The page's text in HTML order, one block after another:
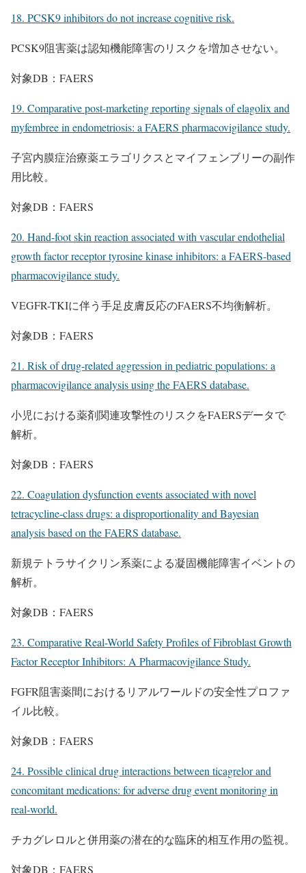
18. PCSK9 inhibitors do not increase cognitive risk.
PCSK9阻害薬は認知機能障害のリスクを増加させない。
対象DB：FAERS
19. Comparative post-marketing reporting signals of elagolix and
myfembree in endometriosis: a FAERS pharmacovigilance study.
子宮内膜症治療薬エラゴリクスとマイフェンブリーの副作
用比較。
対象DB：FAERS
20. Hand-foot skin reaction associated with vascular endothelial
growth factor receptor tyrosine kinase inhibitors: a FAERS-based
pharmacovigilance study.
VEGFR-TKIに伴う手足皮膚反応のFAERS不均衡解析。
対象DB：FAERS
21. Risk of drug-related aggression in pediatric populations: a
pharmacovigilance analysis using the FAERS database.
小児における薬剤関連攻撃性のリスクをFAERSデータで
解析。
対象DB：FAERS
22. Coagulation dysfunction events associated with novel
tetracycline-class drugs: a disproportionality and Bayesian
analysis based on the FAERS database.
新規テトラサイクリン系薬による凝固機能障害イベントの
解析。
対象DB：FAERS
23. Comparative Real-World Safety Profiles of Fibroblast Growth
Factor Receptor Inhibitors: A Pharmacovigilance Study.
FGFR阻害薬間におけるリアルワールドの安全性プロファ
イル比較。
対象DB：FAERS
24. Possible clinical drug interactions between ticagrelor and
concomitant medications: for adverse drug event monitoring in
real-world.
チカグレロルと併用薬の潜在的な臨床的相互作用の監視。
対象DB：FAERS